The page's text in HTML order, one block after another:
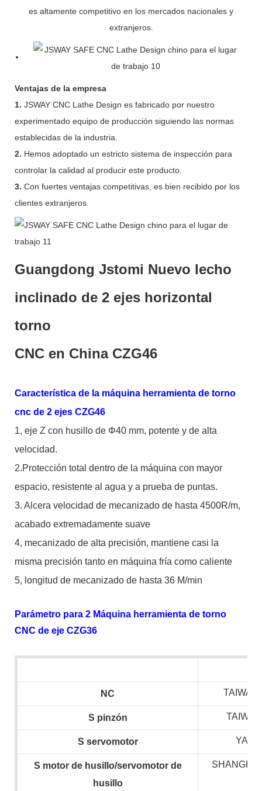
es altamente competitivo en los mercados nacionales y
extranjeros.
Ventajas de la empresa
1. JSWAY CNC Lathe Design es fabricado por nuestro
experimentado equipo de producción siguiendo las normas
establecidas de la industria.
2. Hemos adoptado un estricto sistema de inspección para
controlar la calidad al producir este producto.
3. Con fuertes ventajas competitivas, es bien recibido por los
clientes extranjeros.
Guangdong Jstomi Nuevo lecho
inclinado de 2 ejes horizontal
torno
CNC en China CZG46
Característica de la máquina herramienta de torno
cnc de 2 ejes CZG46
1, eje Z con husillo de Φ40 mm, potente y de alta
velocidad.
2.Protección total dentro de la máquina con mayor
espacio, resistente al agua y a prueba de puntas.
3. Alcera velocidad de mecanizado de hasta 4500R/m,
acabado extremadamente suave
4, mecanizado de alta precisión, mantiene casi la
misma precisión tanto en máquina fría como caliente
5, longitud de mecanizado de hasta 36 M/min
Parámetro para 2 Máquina herramienta de torno
CNC de eje CZG36
NC TAIWAN
S pinzón
S servomotor
S motor de husillo/servomotor de
husillo